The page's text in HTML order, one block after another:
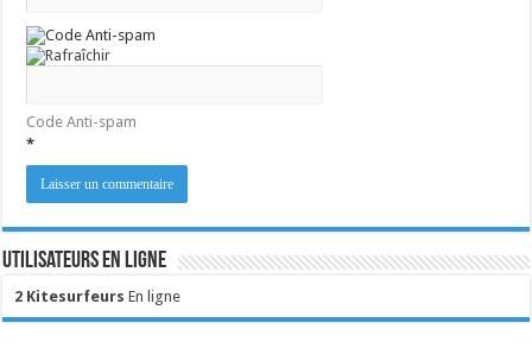
Code Anti-spam
*
Utilisateurs en ligne
2 Kitesurfeurs En ligne